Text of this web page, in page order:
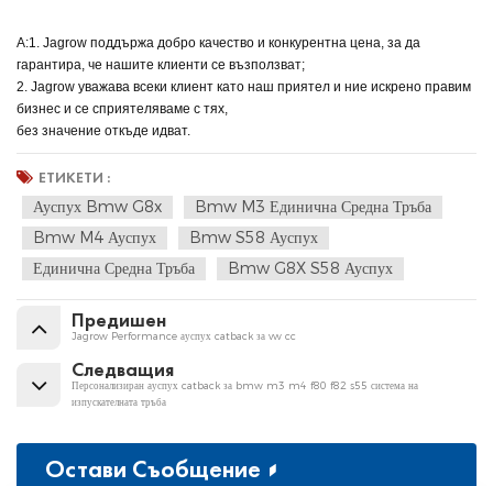
A:1. Jagrow поддържа добро качество и конкурентна цена, за да
гарантира, че нашите клиенти се възползват;
2. Jagrow уважава всеки клиент като наш приятел и ние искрено правим
бизнес и се сприятеляваме с тях,
без значение откъде идват.
ЕТИКЕТИ :
Ауспух Bmw G8x
Bmw M3 Единична Средна Тръба
Bmw M4 Ауспух
Bmw S58 Ауспух
Единична Средна Тръба
Bmw G8X S58 Ауспух
Предишен
Jagrow Performance ауспух catback за vw cc
Следващия
Персонализиран ауспух catback за bmw m3 m4 f80 f82 s55 система на
изпускателната тръба
Остави Съобщение